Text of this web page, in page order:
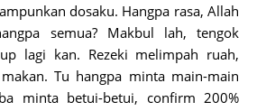
dosaku. Hangpa rasa, Allah
semua? Makbul lah, tengok
lagi kan. Rezeki melimpah ruah,
Tu hangpa minta main-main
minta betui-betui, confirm 200%